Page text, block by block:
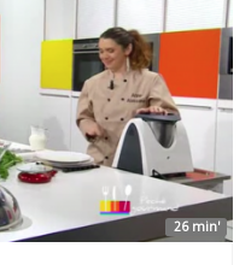
26 min'